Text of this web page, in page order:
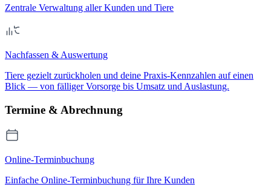
Zentrale Verwaltung aller Kunden und Tiere
Nachfassen & Auswertung
Tiere gezielt zurückholen und deine Praxis-Kennzahlen auf einen
Blick — von fälliger Vorsorge bis Umsatz und Auslastung.
Termine & Abrechnung
Online-Terminbuchung
Einfache Online-Terminbuchung für Ihre Kunden